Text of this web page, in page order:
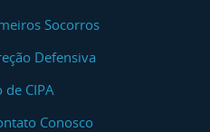
Socorros
Defensiva
de CIPA
Conosco